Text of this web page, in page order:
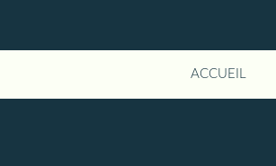
ACCUEIL